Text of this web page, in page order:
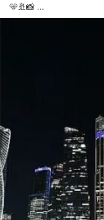
🩵🚢📸 ...